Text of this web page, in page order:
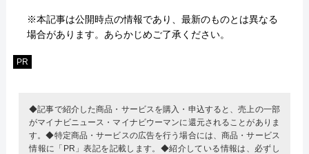
※本記事は公開時点の情報であり、最新のものとは異なる
場合があります。あらかじめご了承ください。
PR
◆記事で紹介した商品・サービスを購入・申込すると、売上の一部
がマイナビニュース・マイナビウーマンに還元されることがありま
す。◆特定商品・サービスの広告を行う場合には、商品・サービス
情報に「PR」表記を記載します。◆紹介している情報は、必ずし